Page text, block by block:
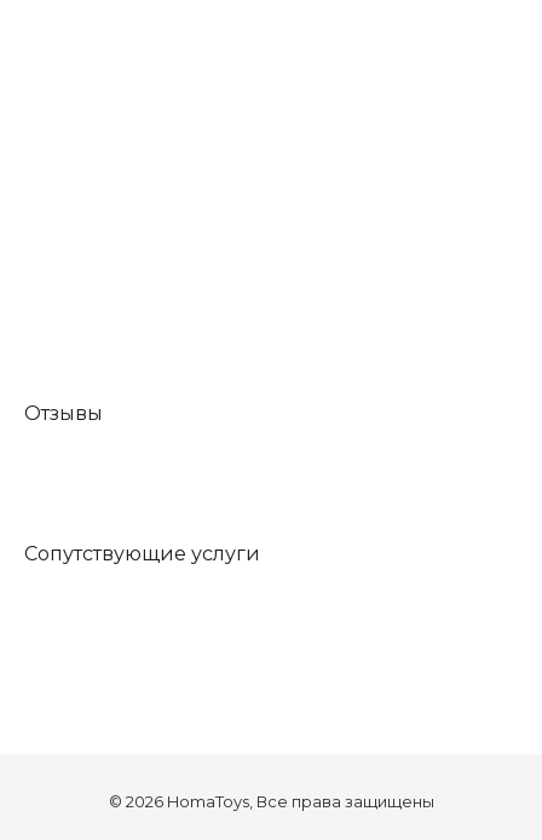
Отзывы
Сопутствующие услуги
© 2026 HomaToys, Все права защищены